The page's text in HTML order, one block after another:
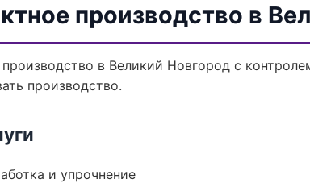
производство в
производство в Великий Новгород с
производство.
и упрочнение